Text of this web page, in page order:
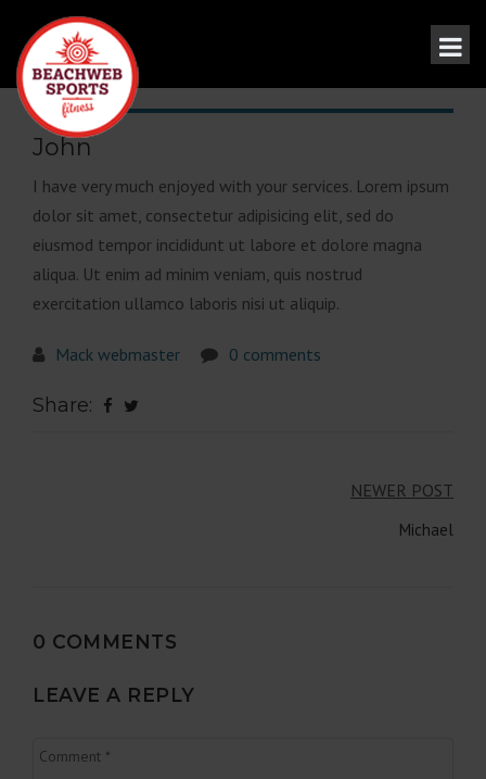
John
I have very much enjoyed with your services. Lorem ipsum
dolor sit amet, consectetur adipisicing elit, sed do
eiusmod tempor incididunt ut labore et dolore magna
aliqua. Ut enim ad minim veniam, quis nostrud
exercitation ullamco laboris nisi ut aliquip.
Mack webmaster 0 comments
Share:
NEWER POST
Michael
0 COMMENTS
LEAVE A REPLY